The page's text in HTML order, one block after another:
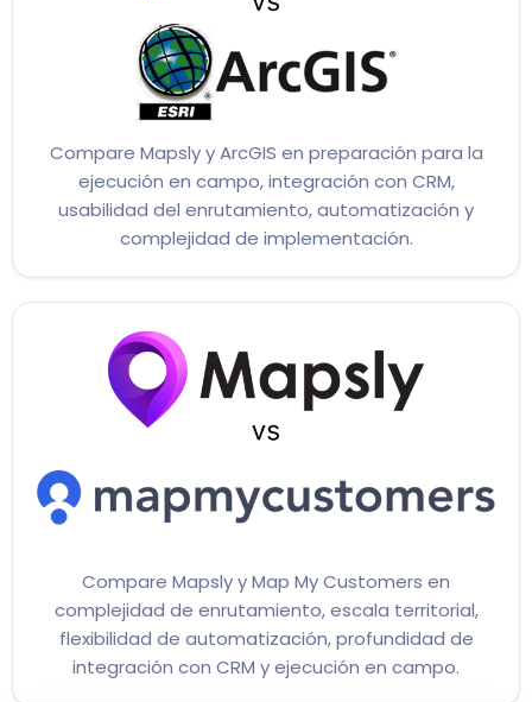
Compare Mapsly y ArcGIS en preparación para la
ejecución en campo, integración con CRM,
usabilidad del enrutamiento, automatización y
complejidad de implementación.
Compare Mapsly y Map My Customers en
complejidad de enrutamiento, escala territorial,
flexibilidad de automatización, profundidad de
integración con CRM y ejecución en campo.